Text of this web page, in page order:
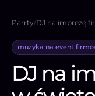
Parrty/DJ na imprezę
muzyka na event
DJ na